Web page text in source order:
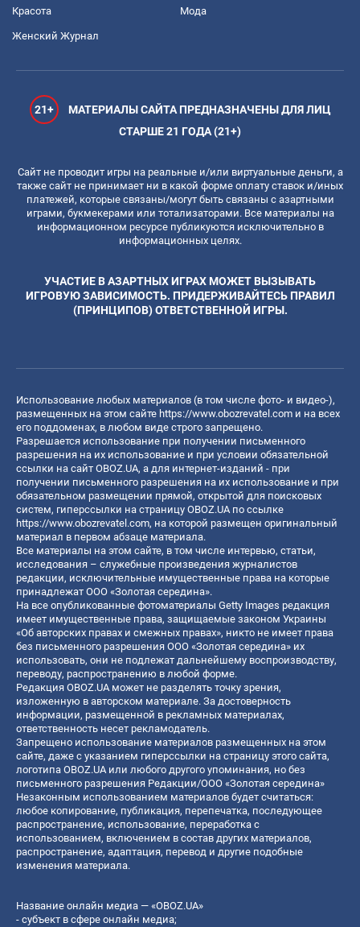
Красота Мода
Женский Журнал
21+
МАТЕРИАЛЫ САЙТА ПРЕДНАЗНАЧЕНЫ ДЛЯ ЛИЦ
СТАРШЕ 21 ГОДА (21+)
Сайт не проводит игры на реальные и/или виртуальные деньги, а
также сайт не принимает ни в какой форме оплату ставок и/иных
платежей, которые связаны/могут быть связаны с азартными
играми, букмекерами или тотализаторами. Все материалы на
информационном ресурсе публикуются исключительно в
информационных целях.
УЧАСТИЕ В АЗАРТНЫХ ИГРАХ МОЖЕТ ВЫЗЫВАТЬ
ИГРОВУЮ ЗАВИСИМОСТЬ. ПРИДЕРЖИВАЙТЕСЬ ПРАВИЛ
(ПРИНЦИПОВ) ОТВЕТСТВЕННОЙ ИГРЫ.
Использование любых материалов (в том числе фото- и видео-),
размещенных на этом сайте https://www.obozrevatel.com и на всех
его поддоменах, в любом виде строго запрещено.
Разрешается использование при получении письменного
разрешения на их использование и при условии обязательной
ссылки на сайт OBOZ.UA, а для интернет-изданий - при
получении письменного разрешения на их использование и при
обязательном размещении прямой, открытой для поисковых
систем, гиперссылки на страницу OBOZ.UA по ссылке
https://www.obozrevatel.com, на которой размещен оригинальный
материал в первом абзаце материала.
Все материалы на этом сайте, в том числе интервью, статьи,
исследования – служебные произведения журналистов
редакции, исключительные имущественные права на которые
принадлежат ООО «Золотая середина».
На все опубликованные фотоматериалы Getty Images редакция
имеет имущественные права, защищаемые законом Украины
«Об авторских правах и смежных правах», никто не имеет права
без письменного разрешения ООО «Золотая середина» их
использовать, они не подлежат дальнейшему воспроизводству,
переводу, распространению в любой форме.
Редакция OBOZ.UA может не разделять точку зрения,
изложенную в авторском материале. За достоверность
информации, размещенной в рекламных материалах,
ответственность несет рекламодатель.
Запрещено использование материалов размещенных на этом
сайте, даже с указанием гиперссылки на страницу этого сайта,
логотипа OBOZ.UA или любого другого упоминания, но без
письменного разрешения Редакции/ООО «Золотая середина»
Незаконным использованием материалов будет считаться:
любое копирование, публикация, перепечатка, последующее
распространение, использование, переработка с
использованием, включением в состав других материалов,
распространение, адаптация, перевод и другие подобные
изменения материала.
Название онлайн медиа — «OBOZ.UA»
- субъект в сфере онлайн медиа;